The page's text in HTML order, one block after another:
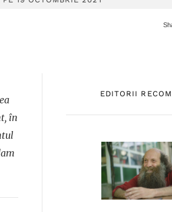
EDITORII
în